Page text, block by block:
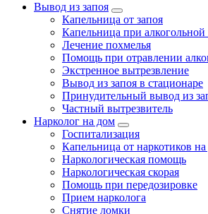
Вывод из запоя
Капельница от запоя
Капельница при
Лечение похмелья
Помощь при отравлении
Экстренное вытрезвление
Вывод из запоя в стационаре
Принудительный вывод из
Частный вытрезвитель
Нарколог на дом
Госпитализация
Капельница от наркотиков
Наркологическая помощь
Наркологическая скорая
Помощь при передозировке
Прием нарколога
Снятие ломки